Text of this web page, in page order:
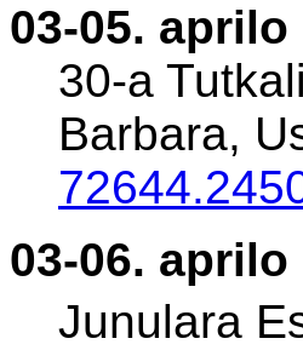
03-05. aprilo
30-a
Barbara,
03-06. aprilo
Junulara